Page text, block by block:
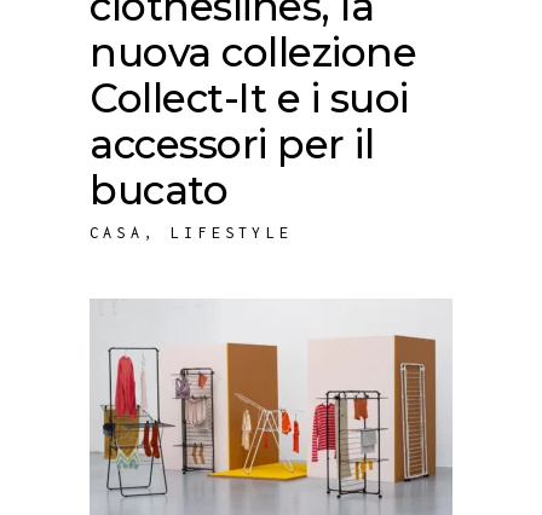
nuova collezione
Collect-It e i suoi
accessori per il
bucato
CASA ,LIFESTYLE